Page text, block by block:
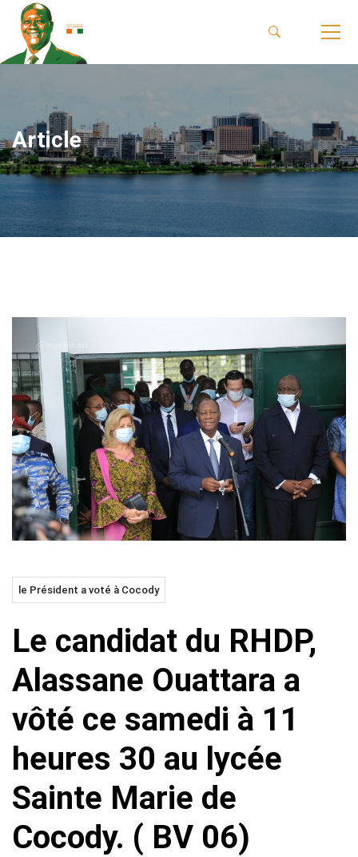
Article
le Président a voté à Cocody
Le candidat du RHDP,
Alassane Ouattara a
vôté ce samedi à 11
heures 30 au lycée
Sainte Marie de
Cocody. ( BV 06)